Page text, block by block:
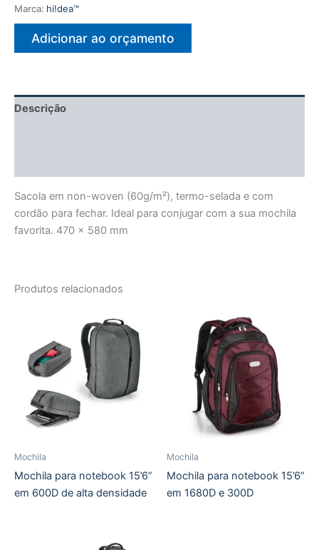
Marca: hi!dea™
Adicionar ao orçamento
Descrição
Sacola em non-woven (60g/m²), termo-selada e com
cordão para fechar. Ideal para conjugar com a sua mochila
favorita. 470 x 580 mm
Produtos relacionados
Mochila
Mochila para notebook 15’6”
em 600D de alta densidade
Mochila
Mochila para notebook 15’6”
em 1680D e 300D